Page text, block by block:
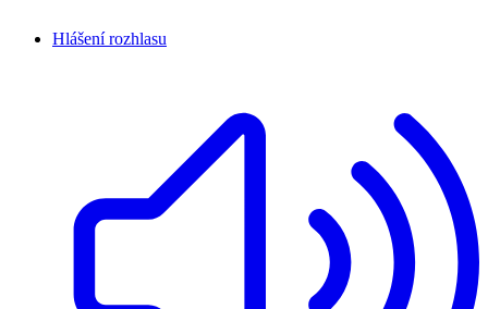
Hlášení rozhlasu